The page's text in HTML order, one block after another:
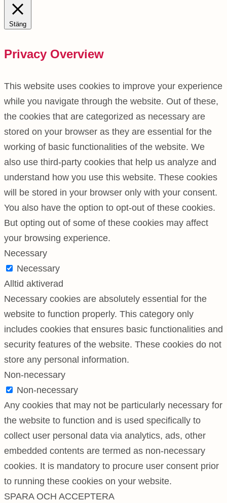
Stäng
Privacy Overview
This website uses cookies to improve your experience
while you navigate through the website. Out of these,
the cookies that are categorized as necessary are
stored on your browser as they are essential for the
working of basic functionalities of the website. We
also use third-party cookies that help us analyze and
understand how you use this website. These cookies
will be stored in your browser only with your consent.
You also have the option to opt-out of these cookies.
But opting out of some of these cookies may affect
your browsing experience.
Necessary
Necessary
Alltid aktiverad
Necessary cookies are absolutely essential for the
website to function properly. This category only
includes cookies that ensures basic functionalities and
security features of the website. These cookies do not
store any personal information.
Non-necessary
Non-necessary
Any cookies that may not be particularly necessary for
the website to function and is used specifically to
collect user personal data via analytics, ads, other
embedded contents are termed as non-necessary
cookies. It is mandatory to procure user consent prior
to running these cookies on your website.
SPARA OCH ACCEPTERA